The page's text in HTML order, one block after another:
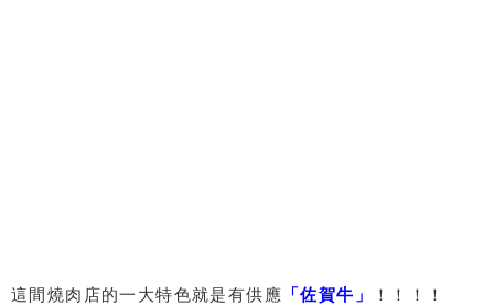
這間燒肉店的一大特色就是有供應 「佐賀牛」
！！！！